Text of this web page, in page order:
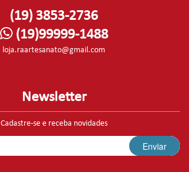
(19) 3853-2736
(19)99999-1488
loja.raartesanato@gmail.com
Newsletter
Cadastre-se e receba novidades
Enviar